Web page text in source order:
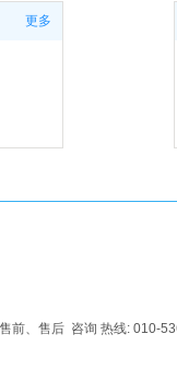
更多
前、售后 咨询 热线: 010-